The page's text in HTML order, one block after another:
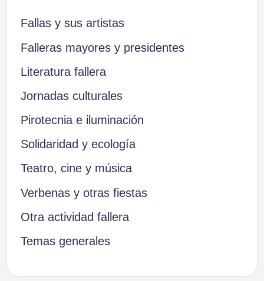
Fallas y sus artistas
Falleras mayores y presidentes
Literatura fallera
Jornadas culturales
Pirotecnia e iluminación
Solidaridad y ecología
Teatro, cine y música
Verbenas y otras fiestas
Otra actividad fallera
Temas generales